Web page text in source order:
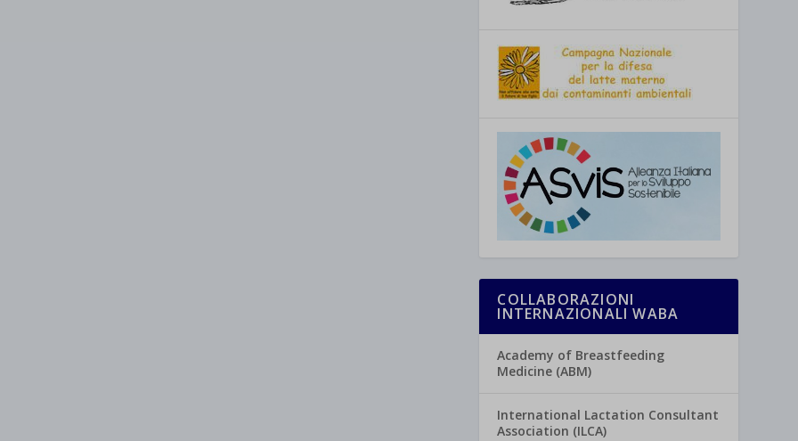
COLLABORAZIONI
INTERNAZIONALI WABA
Academy of Breastfeeding
Medicine (ABM)
International Lactation Consultant
Association (ILCA)